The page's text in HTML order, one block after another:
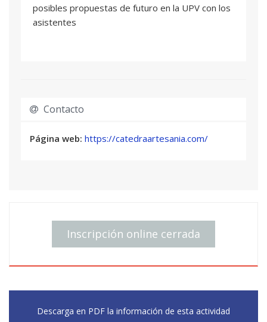
posibles propuestas de futuro en la UPV con los
asistentes
Contacto
Página web: https://catedraartesania.com/
Inscripción online cerrada
Descarga en PDF la información de esta actividad